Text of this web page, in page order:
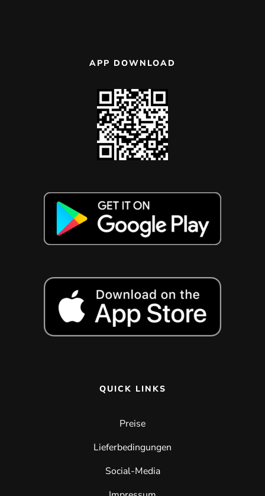
APP DOWNLOAD
QUICK LINKS
Preise
Lieferbedingungen
Social-Media